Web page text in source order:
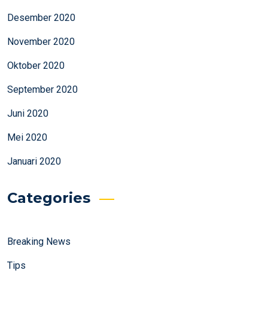
Desember 2020
November 2020
Oktober 2020
September 2020
Juni 2020
Mei 2020
Januari 2020
Categories
Breaking News
Tips